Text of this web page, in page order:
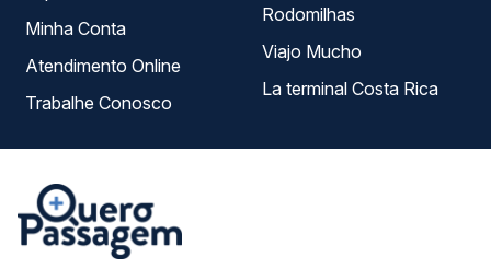
Minha Conta
Atendimento Online
Trabalhe Conosco
Rodomilhas
Viajo Mucho
La terminal Costa Rica